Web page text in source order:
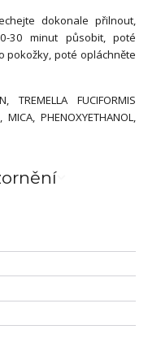
dokonale přilnout,
30 minut působit, poté
pokožky, poté opláchněte
TREMELLA FUCIFORMIS
PHENOXYETHANOL,